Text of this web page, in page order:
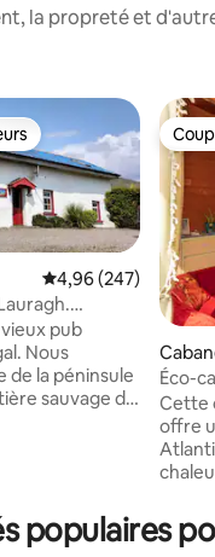
la propreté et
parmi les plus aimés
Note moyenne de
4,96 (247)
vieux pub
Nous
de la péninsule
sauvage de
La
Dooros. La
Éco-
vue
Cette
offre
populaires